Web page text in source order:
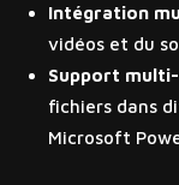
Intégration
vidéos et du
Support
fichiers dans
Microsoft